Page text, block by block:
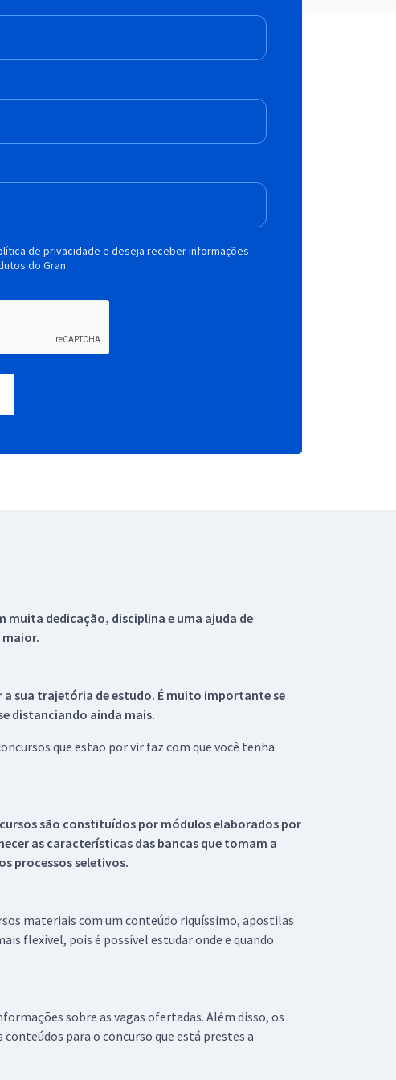
de privacidade e deseja receber informações
do Gran.
muita dedicação, disciplina e uma ajuda de
maior.
sua trajetória de estudo. É muito importante se
distanciando ainda mais.
que estão por vir faz com que você tenha
são constituídos por módulos elaborados por
as características das bancas que tomam a
processos seletivos.
materiais com um conteúdo riquíssimo, apostilas
flexível, pois é possível estudar onde e quando
sobre as vagas ofertadas. Além disso, os
para o concurso que está prestes a